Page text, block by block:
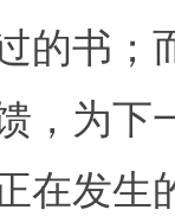
的书；
，为下
在发生